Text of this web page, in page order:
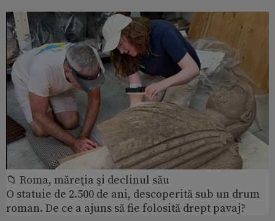
📁 Roma, măreţia şi declinul său
O statuie de 2.500 de ani, descoperită sub un drum
roman. De ce a ajuns să fie folosită drept pavaj?